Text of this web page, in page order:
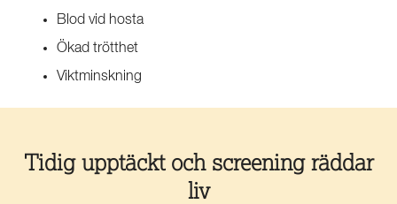
Blod vid hosta
Ökad trötthet
Viktminskning
Tidig upptäckt och screening räddar
liv